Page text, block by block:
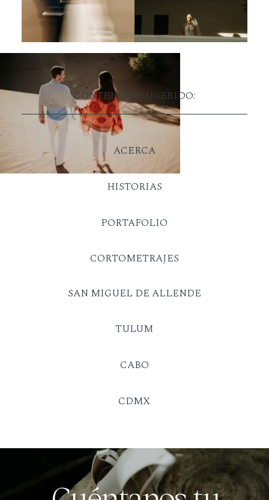
CONTENIDO SUGERIDO:
ACERCA
SAN MIGUEL DE ALLENDE
HISTORIAS
TULUM
PORTAFOLIO
CABO
CDMX
CORTOMETRAJES